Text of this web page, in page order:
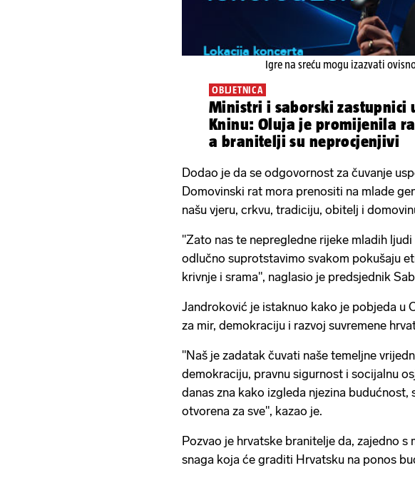
Igre na sreću mogu izazvati
OBLJETNICA
Ministri i saborski zastupnici
Kninu: Oluja je promijenila
a branitelji su neprocjenjivi
Dodao je da se odgovornost za čuvanje
Domovinski rat mora prenositi na mlade
našu vjeru, crkvu, tradiciju, obitelj i
"Zato nas te nepregledne rijeke mladih ljudi
odlučno suprotstavimo svakom pokušaju
krivnje i srama", naglasio je predsjednik
Jandroković je istaknuo kako je pobjeda u
za mir, demokraciju i razvoj suvremene
"Naš je zadatak čuvati naše temeljne
demokraciju, pravnu sigurnost i socijalnu
danas zna kako izgleda njezina budućnost,
otvorena za sve", kazao je.
Pozvao je hrvatske branitelje da, zajedno s
snaga koja će graditi Hrvatsku na ponos